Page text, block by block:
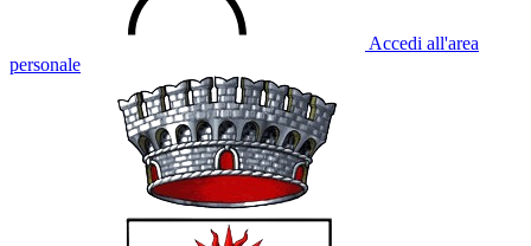
Accedi all'area
personale